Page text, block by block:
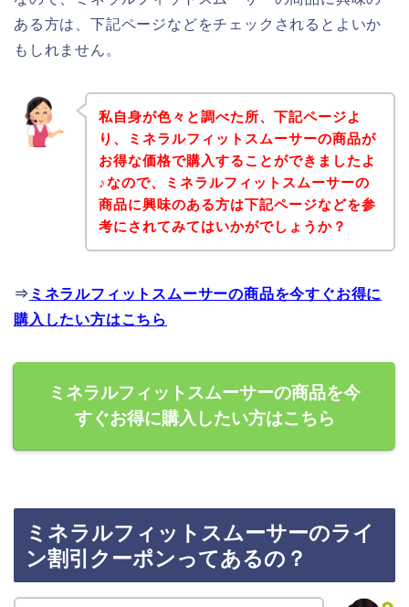
ある方は、下記ページなどをチェックされるとよいか
もしれません。
私自身が色々と調べた所、下記ページよ
り、ミネラルフィットスムーサーの商品が
お得な価格で購入することができましたよ
♪なので、ミネラルフィットスムーサーの
商品に興味のある方は下記ページなどを参
考にされてみてはいかがでしょうか？
⇒ ミネラルフィットスムーサーの商品を今すぐお得に
購入したい方はこちら
ミネラルフィットスムーサーの商品を今
すぐお得に購入したい方はこちら
ミネラルフィットスムーサーのライ
ン割引クーポンってあるの？